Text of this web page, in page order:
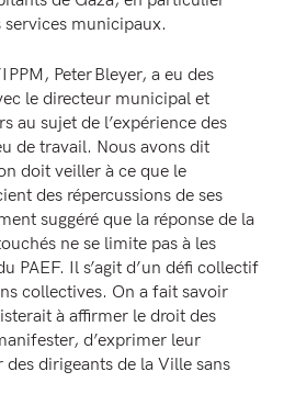
municipaux.
Peter Bleyer, a eu des
le directeur municipal et
au sujet de l’expérience des
de travail. Nous avons dit
doit veiller à ce que le
des répercussions de ses
suggéré que la réponse de la
ne se limite pas à les
PAEF. Il s’agit d’un défi collectif
collectives. On a fait savoir
à affirmer le droit des
d’exprimer leur
dirigeants de la Ville sans